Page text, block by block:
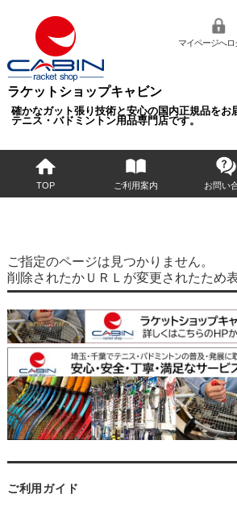
ラケットショップキャビン
確かなガット張り技術と安心の国内正規品をお
テニス・バドミントン用品専門店です。
マイページへロ
TOP ご利用案内 お問い
ご指定のページは見つかりません。
削除されたかＵＲＬが変更されたため
ご利用ガイド